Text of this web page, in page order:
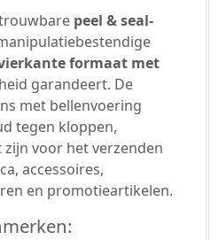
peel & seal-
formaat met
garandeert. De
met bellenvoering
tegen kloppen,
voor het verzenden
accessoires,
en promotieartikelen.